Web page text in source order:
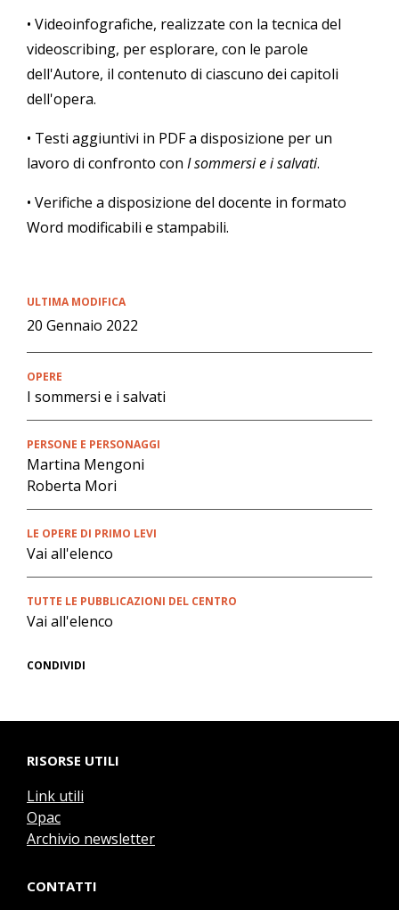
• Videoinfografiche, realizzate con la tecnica del
videoscribing, per esplorare, con le parole
dell'Autore, il contenuto di ciascuno dei capitoli
dell'opera.
• Testi aggiuntivi in PDF a disposizione per un
lavoro di confronto con I sommersi e i salvati.
• Verifiche a disposizione del docente in formato
Word modificabili e stampabili.
ULTIMA MODIFICA
20 Gennaio 2022
OPERE
I sommersi e i salvati
PERSONE E PERSONAGGI
Martina Mengoni
Roberta Mori
LE OPERE DI PRIMO LEVI
Vai all'elenco
TUTTE LE PUBBLICAZIONI DEL CENTRO
Vai all'elenco
CONDIVIDI
RISORSE UTILI
Link utili
Opac
Archivio newsletter
CONTATTI